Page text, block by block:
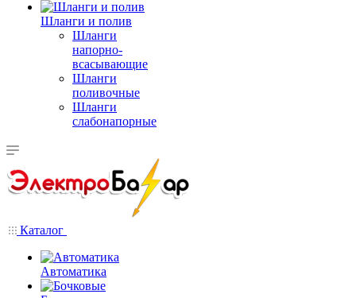
Шланги и полив
Шланги
напорно-
всасывающие
Шланги
поливочные
Шланги
слабонапорные
Каталог
Автоматика